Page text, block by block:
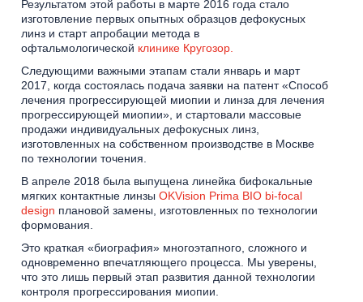
Результатом этой работы в марте 2016 года стало
изготовление первых опытных образцов дефокусных
линз и старт апробации метода в
офтальмологической клинике Кругозор.
Следующими важными этапам стали январь и март
2017, когда состоялась подача заявки на патент «Способ
лечения прогрессирующей миопии и линза для лечения
прогрессирующей миопии», и стартовали массовые
продажи индивидуальных дефокусных линз,
изготовленных на собственном производстве в Москве
по технологии точения.
В апреле 2018 была выпущена линейка бифокальные
мягких контактные линзыOKVision Prima BIO bi-focal
design плановой замены, изготовленных по технологии
формования.
Это краткая «биография» многоэтапного, сложного и
одновременно впечатляющего процесса. Мы уверены,
что это лишь первый этап развития данной технологии
контроля прогрессирования миопии.